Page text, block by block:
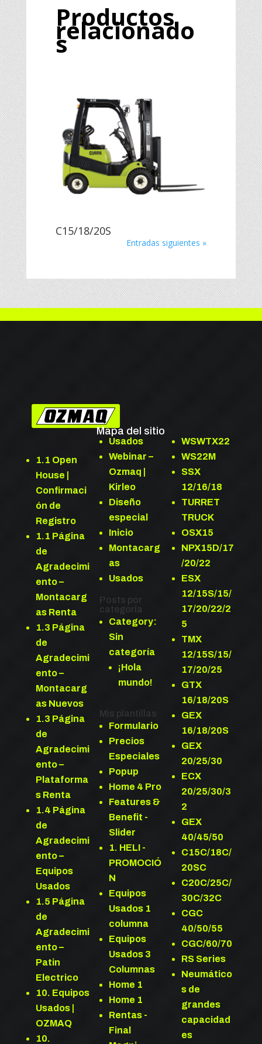
Productos
relacionado
s
C15/18/20S
Entradas siguientes »
Mapa del sitio
1.1 Open
House |
Confirmaci
ón de
Registro
1.1 Página
de
Agradecimi
ento –
Montacarg
as Renta
1.3 Página
de
Agradecimi
ento –
Montacarg
as Nuevos
1.3 Página
de
Agradecimi
ento –
Plataforma
s Renta
1.4 Página
de
Agradecimi
ento –
Equipos
Usados
1.5 Página
de
Agradecimi
ento –
Patin
Electrico
10. Equipos
Usados |
OZMAQ
10.
Usados
Webinar –
Ozmaq |
Kirleo
Diseño
especial
Inicio
Montacarg
as
Usados
Posts por
categoría
Category:
Sin
categoría
¡Hola
mundo!
Mis plantillas
Formulario
Precios
Especiales
Popup
Home 4 Pro
Features &
Benefit -
Slider
1. HELI -
PROMOCIÓ
N
Equipos
Usados 1
columna
Equipos
Usados 3
Columnas
Home 1
Home 1
Rentas -
Final
WSWTX22
WS22M
SSX
12/16/18
TURRET
TRUCK
OSX15
NPX15D/17
/20/22
ESX
12/15S/15/
17/20/22/2
5
TMX
12/15S/15/
17/20/25
GTX
16/18/20S
GEX
16/18/20S
GEX
20/25/30
ECX
20/25/30/3
2
GEX
40/45/50
C15C/18C/
20SC
C20C/25C/
30C/32C
CGC
40/50/55
CGC/60/70
RS Series
Neumático
s de
grandes
capacidad
es